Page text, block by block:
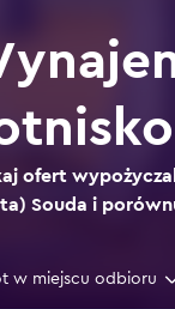
ofert
Souda i
w miejscu odbioru